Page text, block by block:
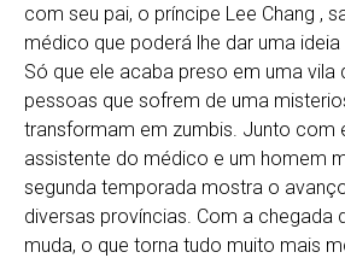
com seu pai, o príncipe Lee Chang ,
médico que poderá lhe dar uma
Só que ele acaba preso em uma
pessoas que sofrem de uma
transformam em zumbis. Junto com
assistente do médico e um homem
segunda temporada mostra o
diversas províncias. Com a chegada
muda, o que torna tudo muito mais